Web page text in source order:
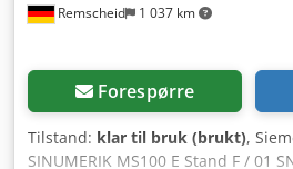
Remscheid 1 037 km
Forespørre
Tilstand: klar til bruk (brukt),
SINUMERIK MS100 E Stand F / 01